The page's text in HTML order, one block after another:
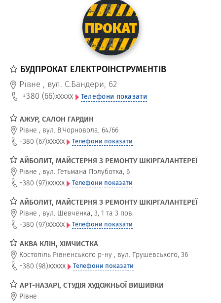
БУДПРОКАТ ЕЛЕКТРОІНСТРУМЕНТІВ
Рівне , вул. С.Бандери, 62
+380 (66)xxxxx Телефони показати
АЖУР, САЛОН ГАРДИН
Рівне , вул. В.Чорновола, 64/66
+380 (67)xxxxx Телефони показати
АЙБОЛИТ, МАЙСТЕРНЯ З РЕМОНТУ ШКІРГАЛАНТЕРЕЇ
Рівне , вул. Гетьмана Полуботка, 6
+380 (97)xxxxx Телефони показати
АЙБОЛИТ, МАЙСТЕРНЯ З РЕМОНТУ ШКІРГАЛАНТЕРЕЇ
Рівне , вул. Шевченка, 3, 1 та 3 пов.
+380 (97)xxxxx Телефони показати
АКВА КЛІН, ХІМЧИСТКА
Костопіль Рівненського р-ну , вул. Грушевського, 36
+380 (98)xxxxx Телефони показати
АРТ-НАЗАРІ, СТУДІЯ ХУДОЖНЬОЇ ВИШИВКИ
Рівне